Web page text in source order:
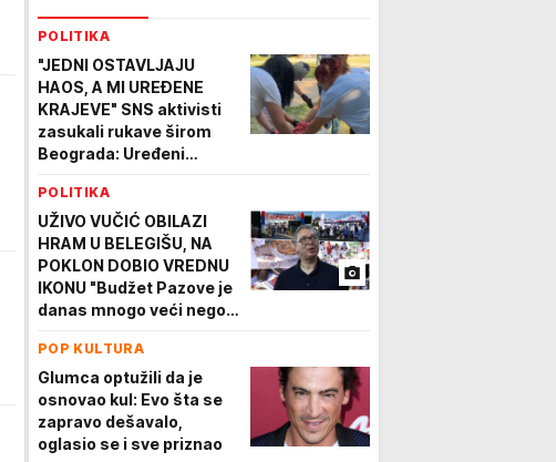
POLITIKA
"JEDNI OSTAVLJAJU
HAOS, A MI UREĐENE
KRAJEVE" SNS aktivisti
zasukali rukave širom
Beograda: Uređeni
pogledajte kako sada
izgledaju! (VIDEO)
POLITIKA
UŽIVO VUČIĆ OBILAZI
HRAM U BELEGIŠU, NA
POKLON DOBIO VREDNU
IKONU "Budžet Pazove je
danas mnogo veći nego
POP KULTURA
Glumca optužili da je
osnovao kul: Evo šta se
zapravo dešavalo,
oglasio se i sve priznao